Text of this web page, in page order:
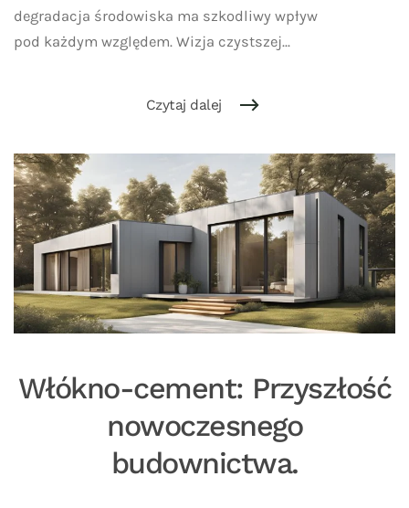
degradacja środowiska ma szkodliwy wpływ
pod każdym względem. Wizja czystszej...
Czytaj dalej
Włókno-cement: Przyszłość
nowoczesnego
budownictwa.